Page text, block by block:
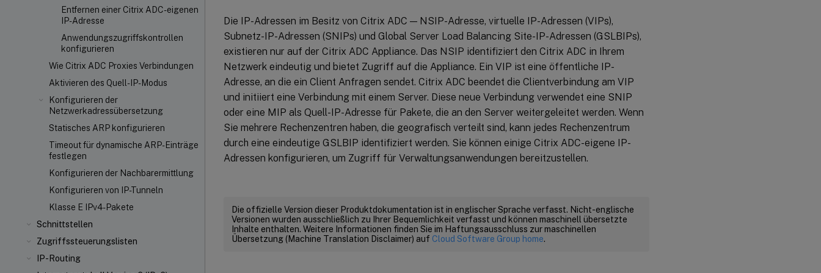
Entfernen einer Citrix ADC-eigenen
IP-Adresse
Anwendungszugriffskontrollen
konfigurieren
Wie Citrix ADC Proxies Verbindungen
Aktivieren des Quell-IP-Modus
Konfigurieren der
Netzwerkadressübersetzung
Statisches ARP konfigurieren
Timeout für dynamische ARP-Einträge
festlegen
Konfigurieren der Nachbarermittlung
Konfigurieren von IP-Tunneln
Klasse E IPv4-Pakete
Schnittstellen
Zugriffssteuerungslisten
IP-Routing
Die IP-Adressen im Besitz von Citrix ADC — NSIP-Adresse, virtuelle IP-Adressen (VIPs),
Subnetz-IP-Adressen (SNIPs) und Global Server Load Balancing Site-IP-Adressen (GSLBIPs),
existieren nur auf der Citrix ADC Appliance. Das NSIP identifiziert den Citrix ADC in Ihrem
Netzwerk eindeutig und bietet Zugriff auf die Appliance. Ein VIP ist eine öffentliche IP-
Adresse, an die ein Client Anfragen sendet. Citrix ADC beendet die Clientverbindung am VIP
und initiiert eine Verbindung mit einem Server. Diese neue Verbindung verwendet eine SNIP
oder eine MIP als Quell-IP-Adresse für Pakete, die an den Server weitergeleitet werden. Wenn
Sie mehrere Rechenzentren haben, die geografisch verteilt sind, kann jedes Rechenzentrum
durch eine eindeutige GSLBIP identifiziert werden. Sie können einige Citrix ADC-eigene IP-
Adressen konfigurieren, um Zugriff für Verwaltungsanwendungen bereitzustellen.
Die offizielle Version dieser Produktdokumentation ist in englischer Sprache verfasst. Nicht-englische
Versionen wurden ausschließlich zu Ihrer Bequemlichkeit verfasst und können maschinell übersetzte
Inhalte enthalten. Weitere Informationen finden Sie im Haftungsausschluss zur maschinellen
Übersetzung (Machine Translation Disclaimer) auf Cloud Software Group home.